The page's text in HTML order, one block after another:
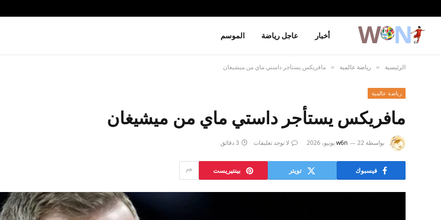
أخبار عاجل رياضة الموسم
الرئيسية » رياضة عالمية » مافريكس يستأجر داستي ماي من ميشيغان
رياضة عالمية
مافريكس يستأجر داستي ماي من ميشيغان
بواسطة w6n 22 يونيو، 2026 لا توجد تعليقات 3 دقائق
فيسبوك تويتر بينتيريست